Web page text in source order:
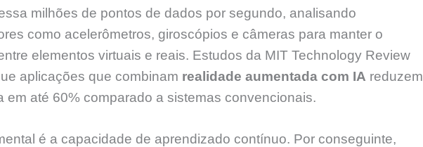
milhões de pontos de dados por segundo, analisando
como acelerômetros, giroscópios e câmeras para manter o
elementos virtuais e reais. Estudos da MIT Technology Review
aplicações que combinam realidade aumentada com IA reduzem
em até 60% comparado a sistemas convencionais.
é a capacidade de aprendizado contínuo. Por conseguinte,